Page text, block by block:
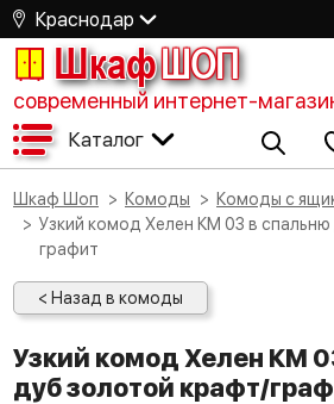
Краснодар
ШкафШОП
современный интернет-
Каталог
Шкаф Шоп Комоды
Комоды с
Узкий комод Хелен КМ 03 в спальню дуб золотой крафт/
графит
< Назад в комоды
Узкий комод Хелен КМ 03 в спальню
дуб золотой крафт/